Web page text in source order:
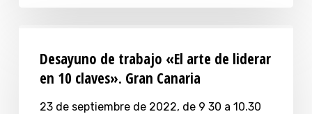
Desayuno de trabajo «El arte de liderar
en 10 claves». Gran Canaria
23 de septiembre de 2022, de 9 30 a 10.30